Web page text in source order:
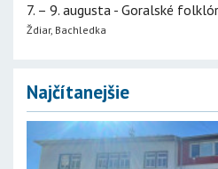
7. – 9. augusta - Goralské
Ždiar, Bachledka
Najčítanejšie